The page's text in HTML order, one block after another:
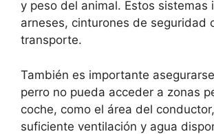
y peso del animal. Estos sistemas
arneses, cinturones de seguridad
transporte.
También es importante
perro no pueda acceder a zonas
coche, como el área del
suficiente ventilación y agua